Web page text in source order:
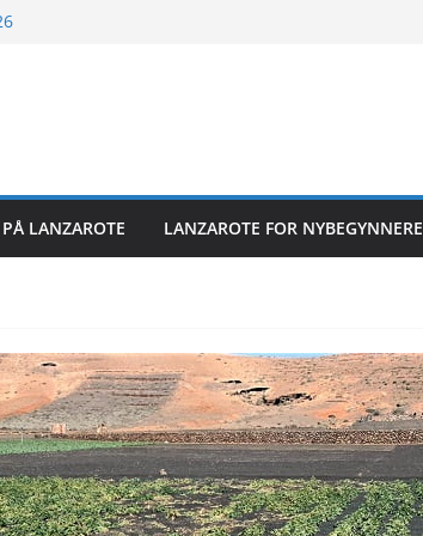
LANZAROTE LANZAROTE FOR NYBEGYNNERE